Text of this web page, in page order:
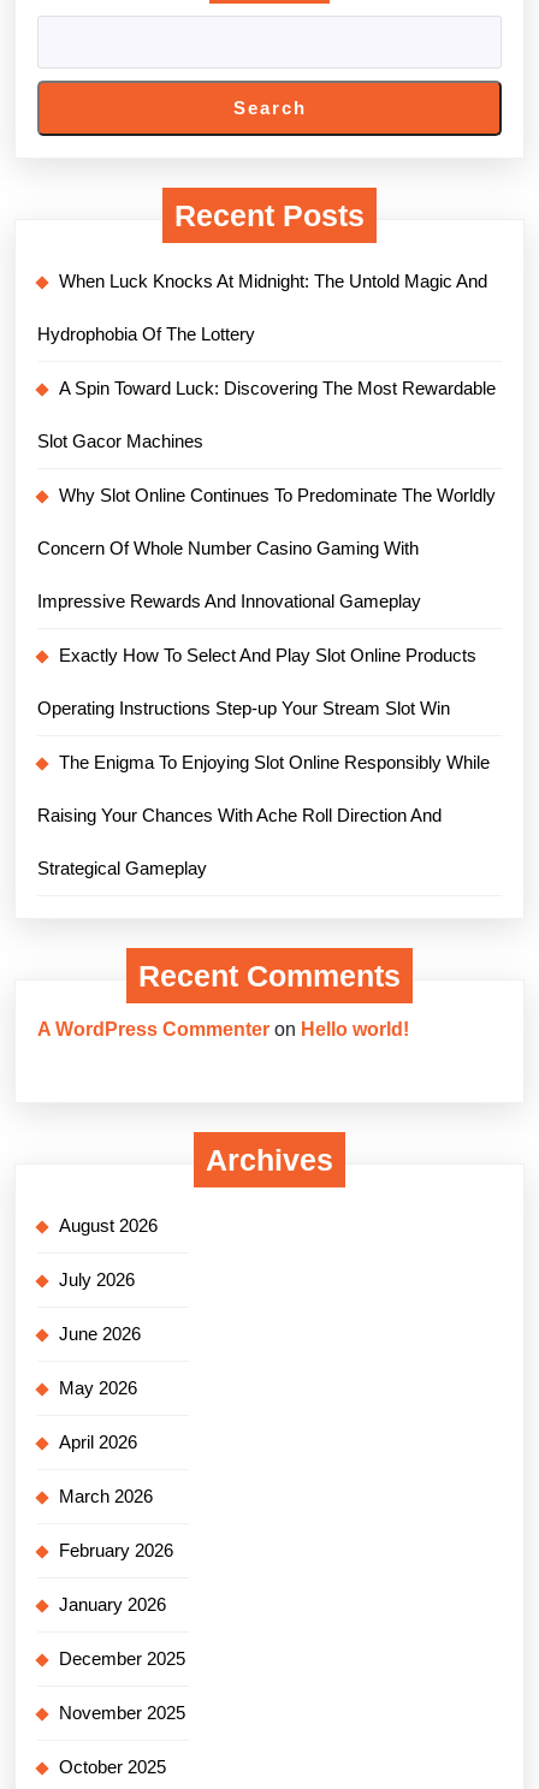
Search
Recent Posts
When Luck Knocks At Midnight: The Untold Magic And
Hydrophobia Of The Lottery
A Spin Toward Luck: Discovering The Most Rewardable
Slot Gacor Machines
Why Slot Online Continues To Predominate The Worldly
Concern Of Whole Number Casino Gaming With
Impressive Rewards And Innovational Gameplay
Exactly How To Select And Play Slot Online Products
Operating Instructions Step-up Your Stream Slot Win
The Enigma To Enjoying Slot Online Responsibly While
Raising Your Chances With Ache Roll Direction And
Strategical Gameplay
Recent Comments
A WordPress Commenter on Hello world!
Archives
August 2026
July 2026
June 2026
May 2026
April 2026
March 2026
February 2026
January 2026
December 2025
November 2025
October 2025